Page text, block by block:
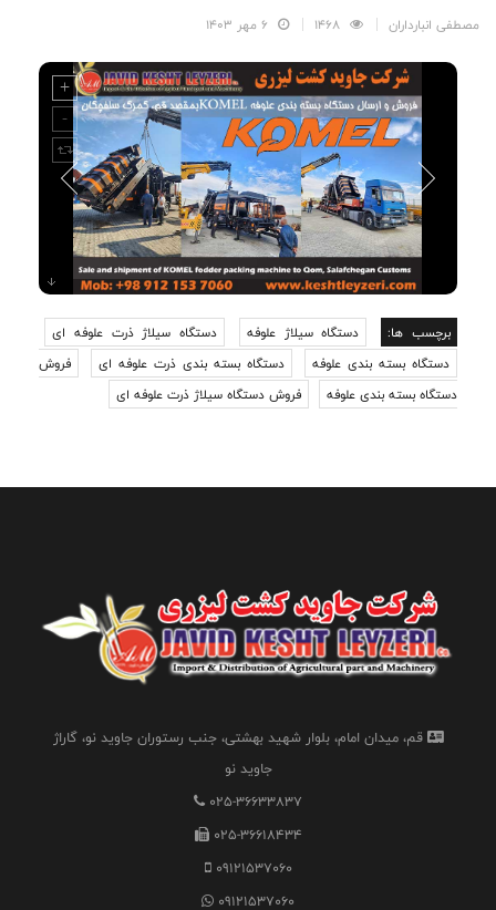
مصطفی انبارداران
برچسب ها: دستگاه سیلاژ علوفه
دستگاه سیلاژ ذرت علوفه ای
دستگاه بسته بندی علوفه
دستگاه بسته بندی ذرت علوفه ای
فروش
دستگاه بسته بندی علوفه
فروش دستگاه سیلاژ ذرت علوفه ای
قم، میدان امام، بلوار شهید بهشتی، جنب رستوران جاوید نو، گاراژ
جاوید نو
025-36633837
025-36618434
09121537060
09121537060